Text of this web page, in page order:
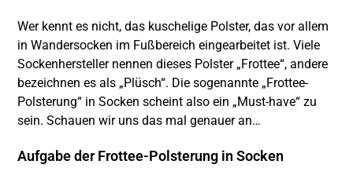
Wer kennt es nicht, das kuschelige Polster, das vor allem
in Wandersocken im Fußbereich eingearbeitet ist. Viele
Sockenhersteller nennen dieses Polster „Frottee“, andere
bezeichnen es als „Plüsch“. Die sogenannte „Frottee-
Polsterung“ in Socken scheint also ein „Must-have“ zu
sein. Schauen wir uns das mal genauer an…
Aufgabe der Frottee-Polsterung in Socken